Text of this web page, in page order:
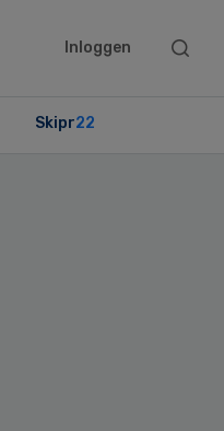
Inloggen
Search
Skipr22